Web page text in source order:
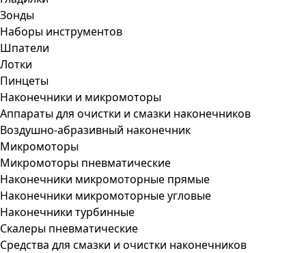
Зонды
Наборы инструментов
Шпатели
Лотки
Пинцеты
Наконечники и микромоторы
Аппараты для очистки и смазки наконечников
Воздушно-абразивный наконечник
Микромоторы
Микромоторы пневматические
Наконечники микромоторные прямые
Наконечники микромоторные угловые
Наконечники турбинные
Скалеры пневматические
Средства для смазки и очистки наконечников